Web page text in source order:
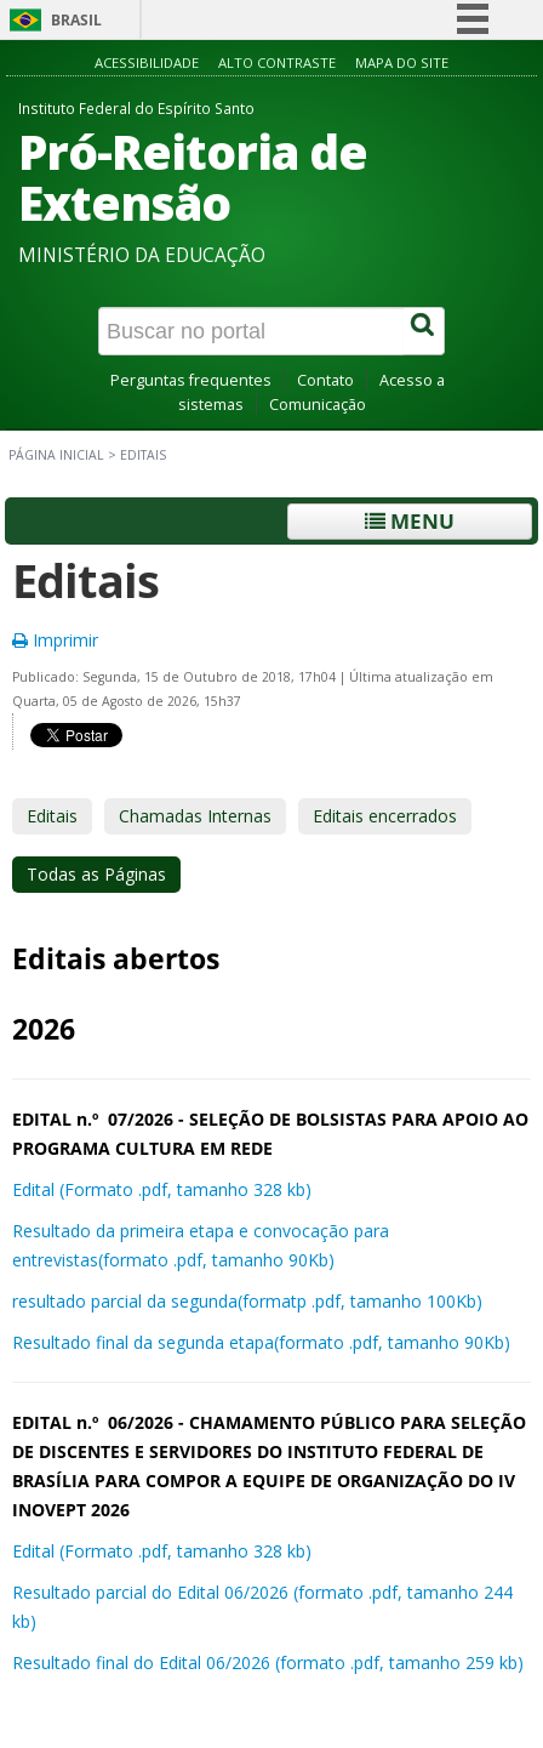
BRASIL
Simplifique!
Acesso à informação
ACESSIBILIDADE ALTO CONTRASTE MAPA DO SITE
Instituto Federal do Espírito Santo
Pró-Reitoria de
Extensão
MINISTÉRIO DA EDUCAÇÃO
Perguntas frequentes Contato
Acesso a
sistemas
Comunicação
PÁGINA INICIAL > EDITAIS
MENU
Editais
Imprimir
Publicado: Segunda, 15 de Outubro de 2018, 17h04 | Última atualização em
Quarta, 05 de Agosto de 2026, 15h37
Editais Chamadas Internas Editais encerrados
Todas as Páginas
Editais abertos
2026
EDITAL n.º 07/2026 - SELEÇÃO DE BOLSISTAS PARA APOIO AO
PROGRAMA CULTURA EM REDE
Edital (Formato .pdf, tamanho 328 kb)
Resultado da primeira etapa e convocação para
entrevistas(formato .pdf, tamanho 90Kb)
resultado parcial da segunda(formatp .pdf, tamanho 100Kb)
Resultado final da segunda etapa(formato .pdf, tamanho 90Kb)
EDITAL n.º 06/2026 - CHAMAMENTO PÚBLICO PARA SELEÇÃO
DE DISCENTES E SERVIDORES DO INSTITUTO FEDERAL DE
BRASÍLIA PARA COMPOR A EQUIPE DE ORGANIZAÇÃO DO IV
INOVEPT 2026
Edital (Formato .pdf, tamanho 328 kb)
Resultado parcial do Edital 06/2026 (formato .pdf, tamanho 244
kb)
Resultado final do Edital 06/2026 (formato .pdf, tamanho 259 kb)